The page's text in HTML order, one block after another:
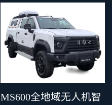
千克旗舰级载重，支持两种负载
系统，搭配丰富生态应用，重新
定义专业运载、突破更多场景界
限。智能安全系统与防护性能，
从容应对复杂场最全大候运输。
MS600全地域无人机智